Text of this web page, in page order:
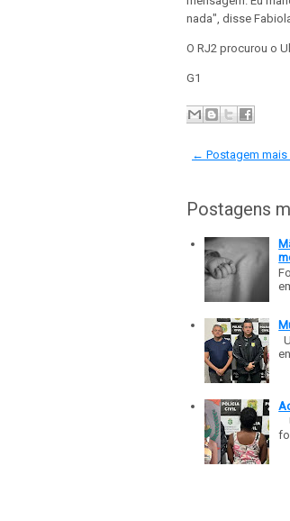
nada", disse
O RJ2 procurou o
G1
← Postagem mais
Postagens